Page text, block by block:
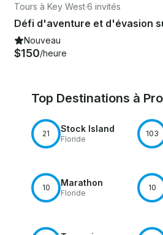
Tours à Key West·6 invités
Nouveau
$150/heure
Top Destinations à
21 Stock Island
Floride
103
10 Marathon
Floride
10